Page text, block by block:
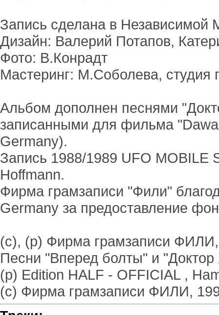
Запись сделана в Независимой
Дизайн: Валерий Потапов,
Фото: В.Конрадт
Мастеринг: М.Соболева,
Альбом дополнен песнями
записанными для фильма
Germany).
Запись 1988/1989 UFO MOBILE
Hoffmann.
Фирма грамзаписи "Фили"
Germany за предоставление
(c), (р) Фирма грамзаписи
Песни "Вперед болты" и
(р) Edition HALF - OFFICIAL ,
(c) Фирма грамзаписи ФИЛИ,